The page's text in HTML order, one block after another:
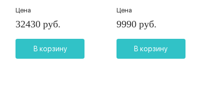
Цена
32430 руб.
В корзину
Цена
9990 руб.
В корзину